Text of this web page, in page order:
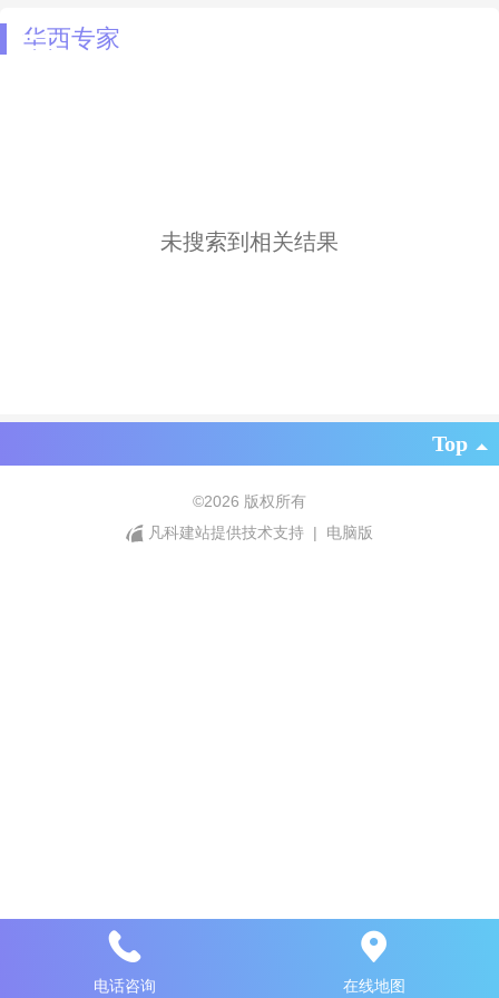
华西专家
未搜索到相关结果
Top
©2026 版权所有
凡科建站提供技术支持
| 电脑版
电话咨询 在线地图